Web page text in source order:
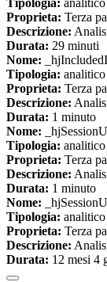
Tipologia: analitico
Proprieta: Terza
Descrizione:
Durata: 29 minuti
Nome:
Tipologia: analitico
Proprieta: Terza
Descrizione:
Durata: 1 minuto
Nome:
Tipologia: analitico
Proprieta: Terza
Descrizione:
Durata: 1 minuto
Nome:
Tipologia: analitico
Proprieta: Terza
Descrizione:
Durata: 12 mesi 4